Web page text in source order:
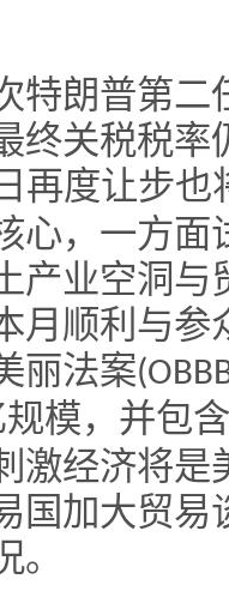
特朗普第
终关税税
日再度让步
心，一方
产业空洞
月顺利与
丽法案
规模，并包
激经济将
国加大贸